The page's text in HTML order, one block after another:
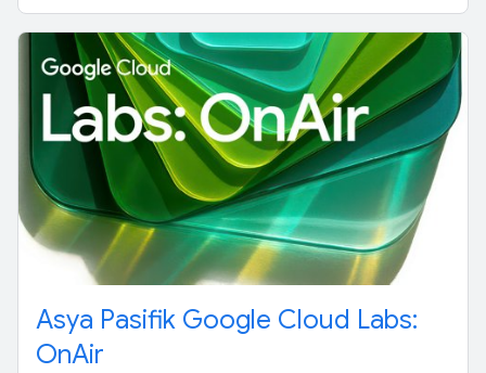
Asya Pasifik Google Cloud Labs:
OnAir